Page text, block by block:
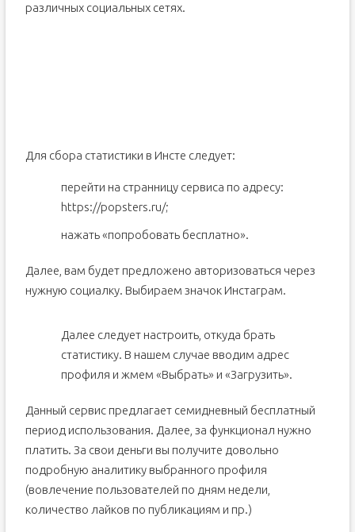
различных социальных сетях.
Для сбора статистики в Инсте следует:
перейти на странницу сервиса по адресу:
https://popsters.ru/;
нажать «попробовать бесплатно».
Далее, вам будет предложено авторизоваться через
нужную социалку. Выбираем значок Инстаграм.
Далее следует настроить, откуда брать
статистику. В нашем случае вводим адрес
профиля и жмем «Выбрать» и «Загрузить».
Данный сервис предлагает семидневный бесплатный
период использования. Далее, за функционал нужно
платить. За свои деньги вы получите довольно
подробную аналитику выбранного профиля
(вовлечение пользователей по дням недели,
количество лайков по публикациям и пр.)